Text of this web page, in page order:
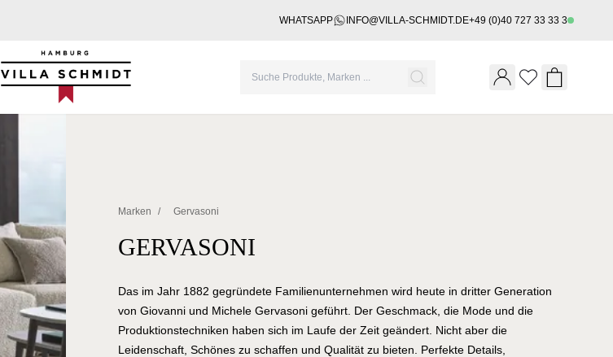
WHATSAPP INFO@VILLA-SCHMIDT.DE+49 (0)40 727 33 33 3
Villa Schmidt
Wishlist
Marken / Gervasoni
GERVASONI
Das im Jahr 1882 gegründete Familienunternehmen wird heute in dritter Generation
von Giovanni und Michele Gervasoni geführt. Der Geschmack, die Mode und die
Produktionstechniken haben sich im Laufe der Zeit geändert. Nicht aber die
Leidenschaft, Schönes zu schaffen und Qualität zu bieten. Perfekte Details,